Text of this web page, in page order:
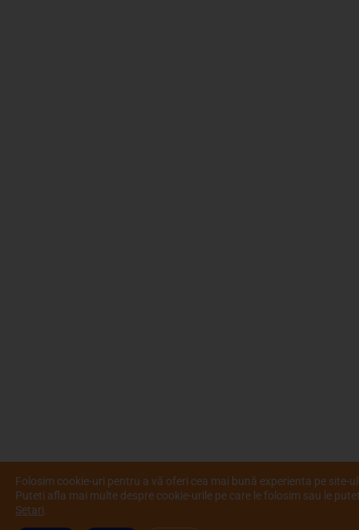
Folosim cookie-uri pentru a vă oferi cea mai bună experienta pe site-
Puteti afla mai multe despre cookie-urile pe care le folosim sau le
Setari